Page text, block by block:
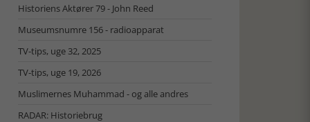
Historiens Aktører 79 - John Reed
Museumsnumre 156 - radioapparat
TV-tips, uge 32, 2025
TV-tips, uge 19, 2026
Muslimernes Muhammad - og alle andres
RADAR: Historiebrug